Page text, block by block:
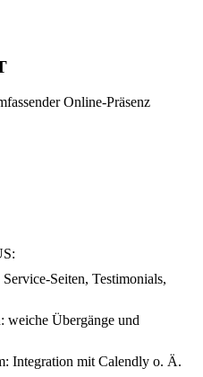
Online-Präsenz
Seiten, Testimonials,
weiche Übergänge und
Integration mit Calendly o. Ä.